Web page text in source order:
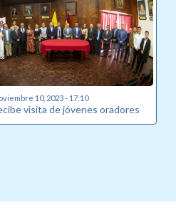
10, 2023 - 17:10
visita de jóvenes oradores